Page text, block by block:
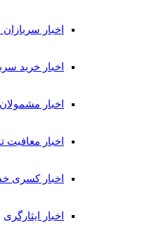
اخبار سربازان
اخبار خرید سربازی
اخبار مشمولان
اخبار معافیت
اخبار کسری خدمت
اخبار ایثارگری